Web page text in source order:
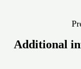
Additional